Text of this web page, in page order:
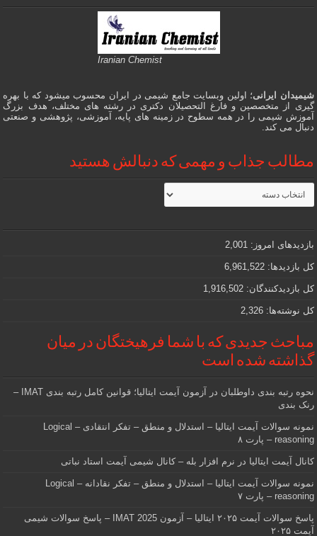
Iranian Chemist
شیمیدان ایرانی؛ اولین وبسایت جامع شیمی در ایران محسوب میشود که با بهره
گیری از متخصصین و فارغ التحصیلان دکتری در رشته های مختلف، هدف بزرگ
آموزش شیمی را در همه سطوح در زمینه های پایه، آموزشی، پژوهشی و صنعتی
دنبال می کند.
مطالب جذاب و مهمی که دنبالش هستید
مطالب
جذاب
و
که
دنبالش
هستید
بازدیدهای امروز: 2,001
کل بازدیدها: 6,961,522
کل بازدیدکنند‌گان: 1,916,502
کل نوشته‌ها: 2,326
مباحث جدیدی که با شما فرهیختگان در میان
گذاشته شده است
نحوه رتبه بندی داوطلبان در آزمون آیمت ایتالیا؛ قوانین کامل رتبه بندی IMAT –
رنک بندی
نمونه سوالات آیمت ایتالیا – استدلال و منطق – تفکر انتقادی – Logical
reasoning – پارت ۸
کانال آیمت ایتالیا در نرم افزار بله – کانال شیمی آیمت استاد نباتی
نمونه سوالات آیمت ایتالیا – استدلال و منطق – تفکر نقادانه – Logical
reasoning – پارت ۷
پاسخ سوالات آیمت ۲۰۲۵ ایتالیا – آزمون IMAT 2025 – پاسخ سوالات شیمی
آیمت ۲۰۲۵